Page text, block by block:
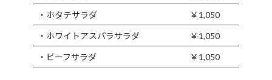
・ホタテサラダ ￥1,050
・ホワイトアスパラサラダ ￥1,050
・ビーフサラダ ￥1,050